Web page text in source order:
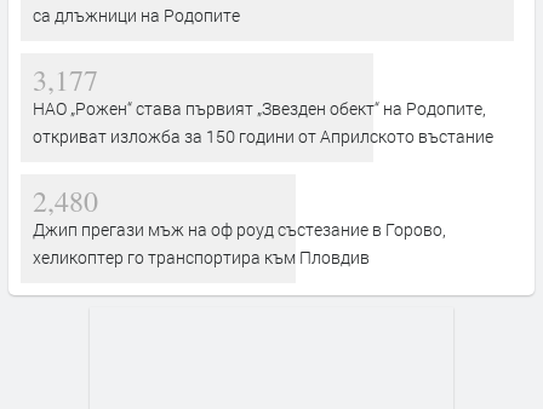
са длъжници на Родопите
3,177
НАО „Рожен“ става първият „Звезден обект“ на Родопите,
откриват изложба за 150 години от Априлското въстание
2,480
Джип прегази мъж на оф роуд състезание в Горово,
хеликоптер го транспортира към Пловдив